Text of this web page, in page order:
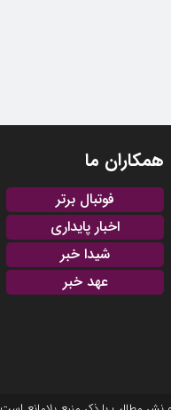
همکاران ما
فوتبال برتر
اخبار پایداری
شیدا خبر
عهد خبر